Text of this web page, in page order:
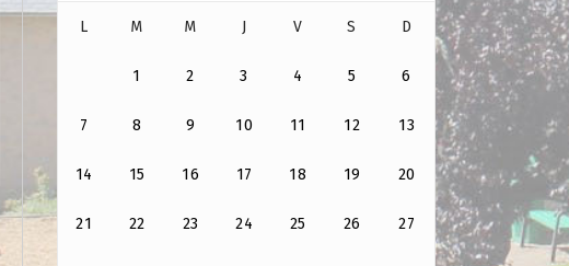
L M M J V S D
1 2 3 4 5 6
7 8 9 10 11 12 13
14 15 16 17 18 19 20
21 22 23 24 25 26 27